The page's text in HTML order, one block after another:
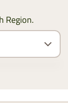
Region.